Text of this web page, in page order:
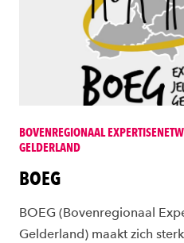
BOVENREGIONAAL
GELDERLAND
BOEG
BOEG (Bovenregionaal
Gelderland) maakt zich